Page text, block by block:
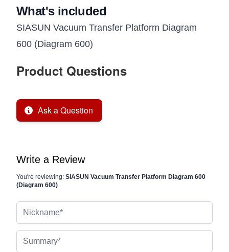
What's included
SIASUN Vacuum Transfer Platform Diagram
600 (Diagram 600)
Product Questions
Ask a Question
Write a Review
You're reviewing: SIASUN Vacuum Transfer Platform Diagram 600
(Diagram 600)